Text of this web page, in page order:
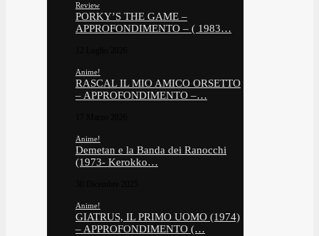
Review
PORKY’S THE GAME –
APPROFONDIMENTO – ( 1983…
Anime!
RASCAL IL MIO AMICO ORSETTO
– APPROFONDIMENTO –…
Anime!
Demetan e la Banda dei Ranocchi
(1973- Kerokko…
Anime!
GIATRUS, IL PRIMO UOMO (1974)
– APPROFONDIMENTO (…